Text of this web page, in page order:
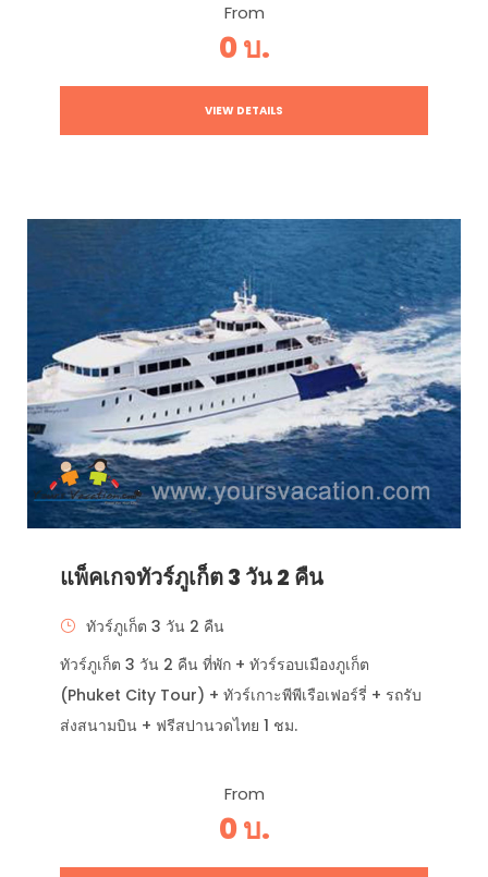
From
0 บ.
VIEW DETAILS
แพ็คเกจทัวร์ภูเก็ต 3 วัน 2 คืน
ทัวร์ภูเก็ต 3 วัน 2 คืน
ทัวร์ภูเก็ต 3 วัน 2 คืน ที่พัก + ทัวร์รอบเมืองภูเก็ต
(Phuket City Tour) + ทัวร์เกาะพีพีเรือเฟอร์รี่ + รถรับ
ส่งสนามบิน + ฟรีสปานวดไทย 1 ชม.
From
0 บ.